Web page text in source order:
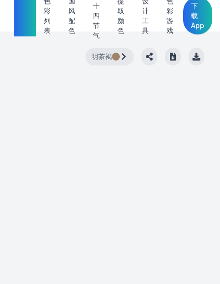
彩
列
表
风
配
色
十
四
节
气
取
颜
色
计
工
具
彩
游
戏
下
载
App
明茶褐